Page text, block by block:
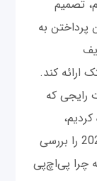
تصمیم
پرداختن به
ارائه کند.
رایجی که
مهم‌ترین روندهای تاثیرگذار وب در سال 2021 را بررسی
چرا پی‌اچ‌پی